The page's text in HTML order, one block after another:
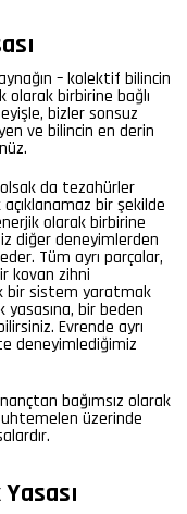
– kolektif bilincin
olarak birbirine bağlı
bizler sonsuz
ve bilincin en derin
da tezahürler
bir şekilde
olarak birbirine
diğer deneyimlerden
Tüm ayrı parçalar,
kovan zihni
bir sistem yaratmak
yasasına, bir beden
Evrende ayrı
deneyimlediğimiz
bağımsız olarak
üzerinde